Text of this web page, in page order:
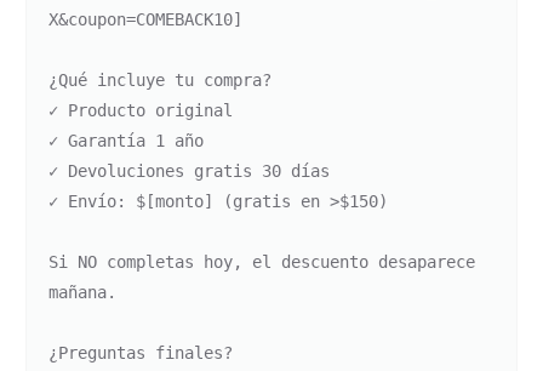
X&coupon=COMEBACK10]
¿Qué incluye tu compra?
✓ Producto original
✓ Garantía 1 año
✓ Devoluciones gratis 30 días
✓ Envío: $[monto] (gratis en >$150)
Si NO completas hoy, el descuento desaparece
mañana.
¿Preguntas finales?